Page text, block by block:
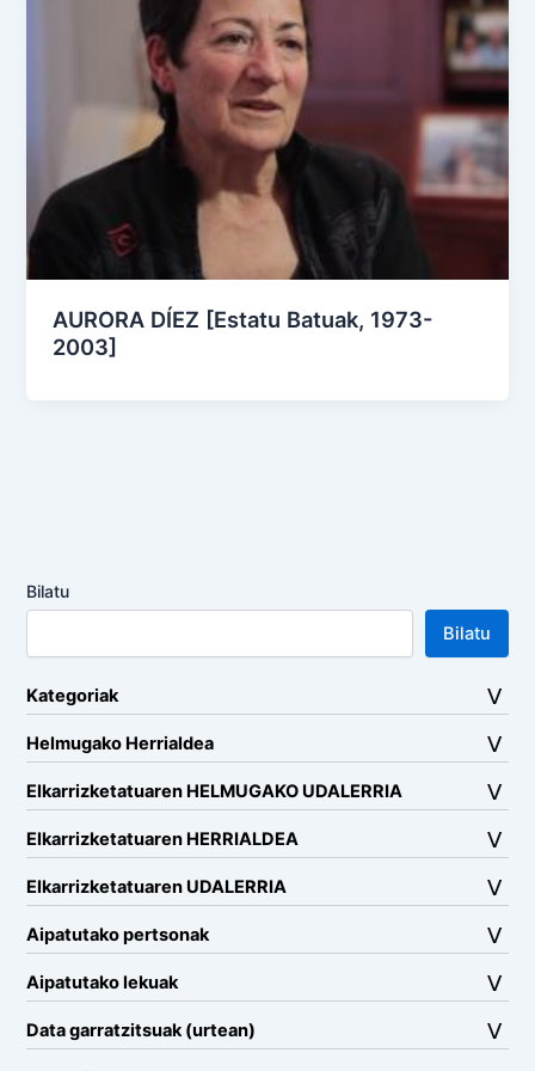
AURORA DÍEZ [Estatu Batuak, 1973-
2003]
Bilatu
Bilatu
Kategoriak
Helmugako Herrialdea
Elkarrizketatuaren HELMUGAKO UDALERRIA
Elkarrizketatuaren HERRIALDEA
Elkarrizketatuaren UDALERRIA
Aipatutako pertsonak
Aipatutako lekuak
Data garratzitsuak (urtean)